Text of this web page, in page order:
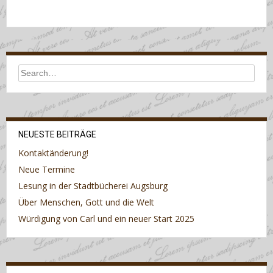
NEUESTE BEITRÄGE
Kontaktänderung!
Neue Termine
Lesung in der Stadtbücherei Augsburg
Über Menschen, Gott und die Welt
Würdigung von Carl und ein neuer Start 2025